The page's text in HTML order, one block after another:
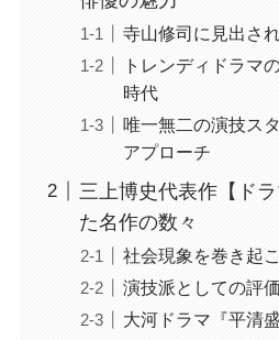
寺山修司に見出さ
トレンディドラマ
時代
唯一無二の演技ス
アプローチ
三上博史代表作【ド
た名作の数々
社会現象を巻き起
演技派としての評
大河ドラマ『平清